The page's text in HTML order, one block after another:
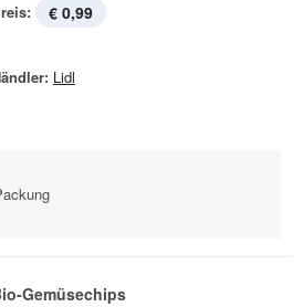
€ 0,99
Lidl
Gemüsechips